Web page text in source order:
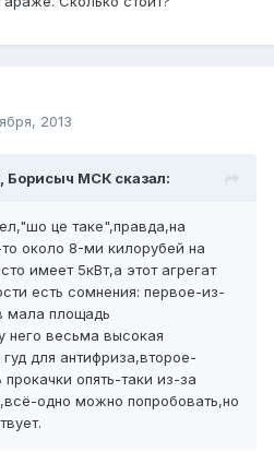
2013
Борисыч МСК сказал:
це таке",правда,на
около 8-ми килорубей на
имеет 5кВт,а этот агрегат
есть сомнения: первое-из-
мала площадь
него весьма высокая
для антифриза,второе-
опять-таки из-за
одно можно попробовать,но